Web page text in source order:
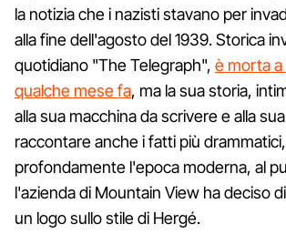
la notizia che i nazisti stavano per
alla fine dell'agosto del 1939. Storica
quotidiano "The Telegraph", è morta a
qualche mese fa, ma la sua storia,
alla sua macchina da scrivere e alla
raccontare anche i fatti più
profondamente l'epoca moderna, al
l'azienda di Mountain View ha deciso
un logo sullo stile di Hergé.